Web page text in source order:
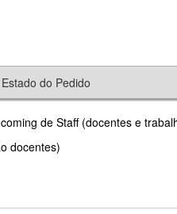
do Pedido
de Staff (docentes e
docentes)